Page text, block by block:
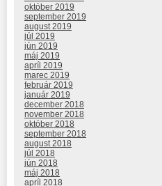
október 2019
september 2019
august 2019
júl 2019
jún 2019
máj 2019
apríl 2019
marec 2019
február 2019
január 2019
december 2018
november 2018
október 2018
september 2018
august 2018
júl 2018
jún 2018
máj 2018
apríl 2018